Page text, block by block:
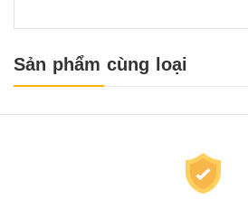
Sản phẩm cùng loại